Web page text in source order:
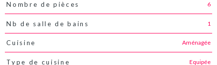
Nombre de pièces 6
Nb de salle de bains 1
Cuisine Aménagée
Type de cuisine Equipée